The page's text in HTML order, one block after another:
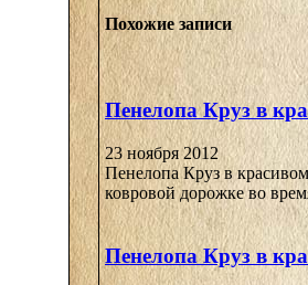
Похожие записи
Пенелопа Круз в
23 ноября 2012
Пенелопа Круз в
ковровой дорожке во
Пенелопа Круз в